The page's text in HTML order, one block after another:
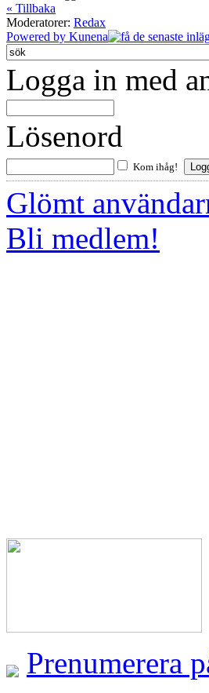
« Tillbaka
Moderatorer: Redax
Powered by Kunena
Logga in med
Lösenord
Kom ihåg!
Glömt
Bli medlem!
Prenumerera